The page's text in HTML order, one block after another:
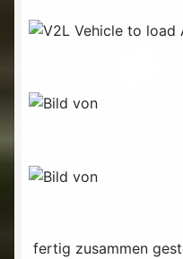
fertig zusammen